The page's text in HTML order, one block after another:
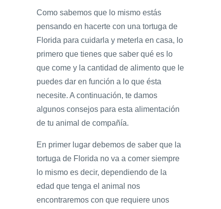
Como sabemos que lo mismo estás
pensando en hacerte con una tortuga de
Florida para cuidarla y meterla en casa, lo
primero que tienes que saber qué es lo
que come y la cantidad de alimento que le
puedes dar en función a lo que ésta
necesite. A continuación, te damos
algunos consejos para esta alimentación
de tu animal de compañía.
En primer lugar debemos de saber que la
tortuga de Florida no va a comer siempre
lo mismo es decir, dependiendo de la
edad que tenga el animal nos
encontraremos con que requiere unos